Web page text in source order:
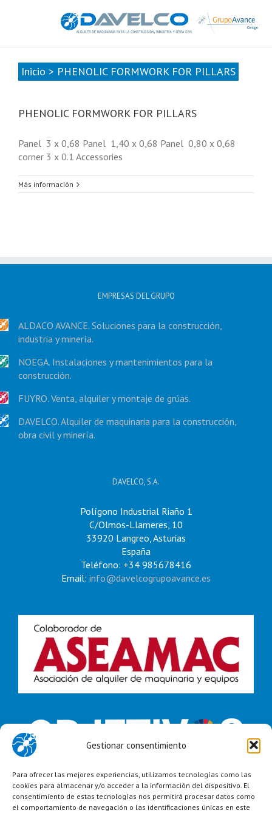
Gestionar consentimiento
Para ofrecer las mejores experiencias, utilizamos tecnologías como las
cookies para almacenar y/o acceder a la información del dispositivo. El
consentimiento de estas tecnologías nos permitirá procesar datos como
el comportamiento de navegación o las identificaciones únicas en este
Inicio > PHENOLIC FORMWORK FOR PILLARS
PHENOLIC FORMWORK FOR PILLARS
Panel 3 x 0,68 Panel 1,40 x 0,68 Panel 0,80 x 0,68
corner 3 x 0.1 Accessories
Más información
EMPRESAS DEL GRUPO
ALDACO AVANCE. Soluciones para la construcción,
industria y minería.
NOEGA. Instalaciones y mantenimientos para la
construcción.
FUYRO. Venta, alquiler y montaje de grúas.
DAVELCO. Alquiler de maquinaria para la construcción,
obra civil y minería.
DAVELCO, S.A.
Polígono Industrial Riaño 1
C/Olmos-Llameres, 10
33920 Langreo, Asturias
España
Teléfono: +34 985678416
Email: info@davelcogrupoavance.es